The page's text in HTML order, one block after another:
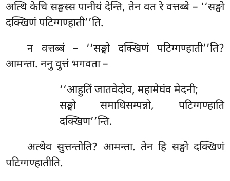
अत्थि केचि सङ्घस्स पानीयं देन्ति, तेन वत रे वत्तब्बे – ‘‘सङ्घो
दक्खिणं पटिग्गण्हाती’’ति.
न वत्तब्बं – ‘‘सङ्घो दक्खिणं पटिग्गण्हाती’’ति?
आमन्ता. ननु वुत्तं भगवता –
‘‘आहुतिं जातवेदोव, महामेघंव मेदनी;
सङ्घो समाधिसम्पन्नो, पटिग्गण्हाति
दक्खिण’’न्ति.
अत्थेव सुत्तन्तोति? आमन्ता. तेन हि सङ्घो दक्खिणं
पटिग्गण्हातीति.